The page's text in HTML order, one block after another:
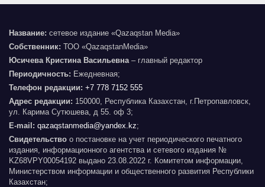
Название: сетевое издание «Qazaqstan Media»
Собственник: ТОО «QazaqstanMedia»
Юсичева Кристина Васильевна – главный редактор
Периодичность: Ежедневная;
Телефон редакции: +7 778 7152 555
Адрес редакции: 150000, Республика Казахстан, г.Петропавловск,
ул. Карима Сутюшева, д 55. оф 3;
E-mail: qazaqstanmedia@yandex.kz;
Свидетельство о постановке на учет периодического печатного
издания, информационного агентства и сетевого издания №
KZ68VPY00054192 выдано 23.08.2022 г. Комитетом информации,
Министерством информации и общественного развития Республики
Казахстан;